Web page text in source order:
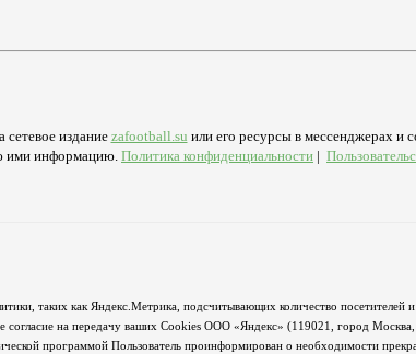
сетевое издание zafootball.su или его ресурсы в мессенджерах и
ими информацию.Политика конфиденциальности |
таких как Яндекс.Метрика, подсчитывающих количество посетителей
согласие на передачу ваших Cookies ООО «Яндекс» (119021, город
программой Пользователь проинформирован о необходимости